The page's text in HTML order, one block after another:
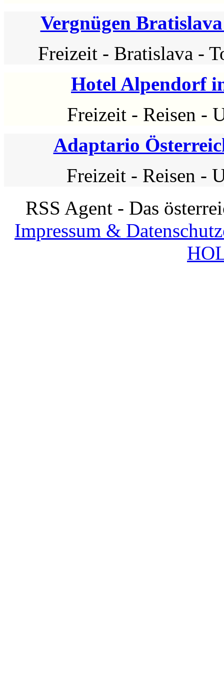
Vergnügen
Freizeit - Bratislava -
Hotel Alpendorf
Freizeit- Reisen -
Adaptario
Freizeit- Reisen -
RSS Agent - Das
Impressum &